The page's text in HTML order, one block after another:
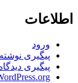
اطلاعات
ورود
پیگیری
پیگیری